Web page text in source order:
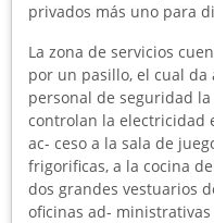
privados más uno para
La zona de servicios
por un pasillo, el cual da
personal de seguridad
controlan la electricidad
ac- ceso a la sala de
frigorificas, a la cocina
dos grandes vestuarios
oficinas ad-